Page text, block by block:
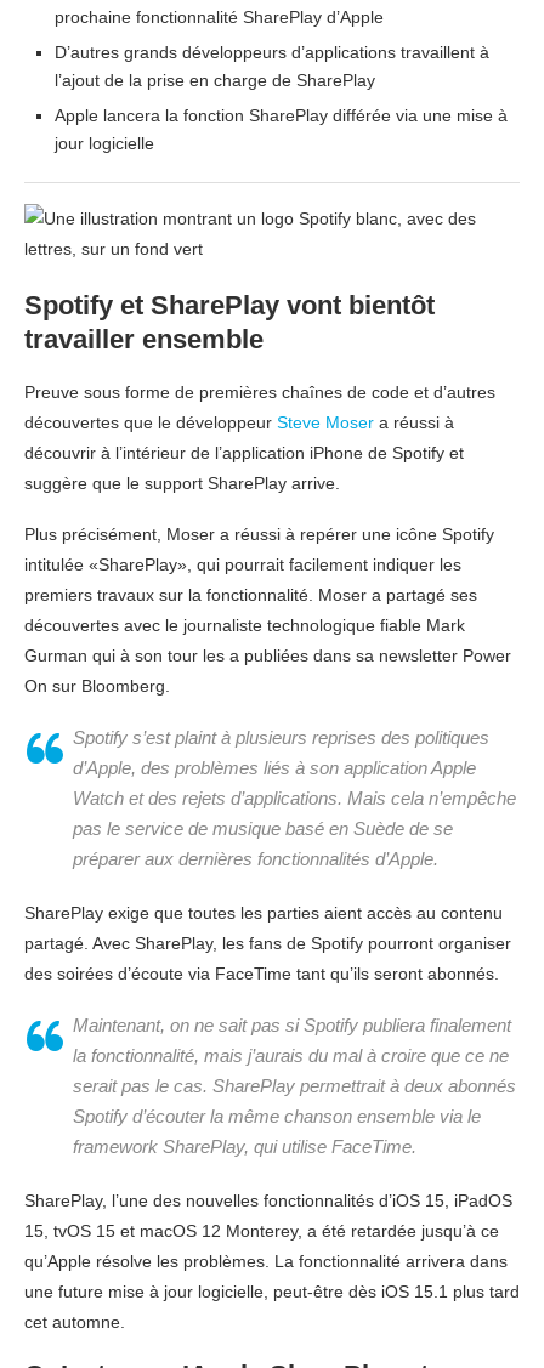
prochaine fonctionnalité SharePlay d’Apple
D’autres grands développeurs d’applications travaillent à
l’ajout de la prise en charge de SharePlay
Apple lancera la fonction SharePlay différée via une mise à
jour logicielle
Spotify et SharePlay vont bientôt
travailler ensemble
Preuve sous forme de premières chaînes de code et d’autres
découvertes que le développeur Steve Moser a réussi à
découvrir à l’intérieur de l’application iPhone de Spotify et
suggère que le support SharePlay arrive.
Plus précisément, Moser a réussi à repérer une icône Spotify
intitulée «SharePlay», qui pourrait facilement indiquer les
premiers travaux sur la fonctionnalité. Moser a partagé ses
découvertes avec le journaliste technologique fiable Mark
Gurman qui à son tour les a publiées dans sa newsletter Power
On sur Bloomberg.
Spotify s’est plaint à plusieurs reprises des politiques
d’Apple, des problèmes liés à son application Apple
Watch et des rejets d’applications. Mais cela n’empêche
pas le service de musique basé en Suède de se
préparer aux dernières fonctionnalités d’Apple.
SharePlay exige que toutes les parties aient accès au contenu
partagé. Avec SharePlay, les fans de Spotify pourront organiser
des soirées d’écoute via FaceTime tant qu’ils seront abonnés.
Maintenant, on ne sait pas si Spotify publiera finalement
la fonctionnalité, mais j’aurais du mal à croire que ce ne
serait pas le cas. SharePlay permettrait à deux abonnés
Spotify d’écouter la même chanson ensemble via le
framework SharePlay, qui utilise FaceTime.
SharePlay, l’une des nouvelles fonctionnalités d’iOS 15, iPadOS
15, tvOS 15 et macOS 12 Monterey, a été retardée jusqu’à ce
qu’Apple résolve les problèmes. La fonctionnalité arrivera dans
une future mise à jour logicielle, peut-être dès iOS 15.1 plus tard
cet automne.